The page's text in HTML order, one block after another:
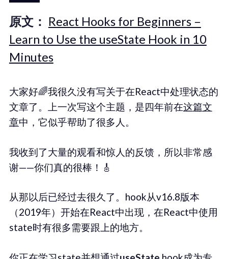
原文： React Hooks for Beginners –
Learn to Use the useState Hook in 10
Minutes
大家好🌈我很久没有写关于在React中处理状态的
文章了。上一次写这个主题，是四年前在这篇文
章中，它似乎帮助了很多人。
我收到了大量的观看和惊人的反馈，所以非常感
谢——你们真的很棒！🎸
从那以后已经过去很久了。hook从v16.8版本
（2019年）开始在React中出现，在React中使用
state时有很多需要跟上的地方。